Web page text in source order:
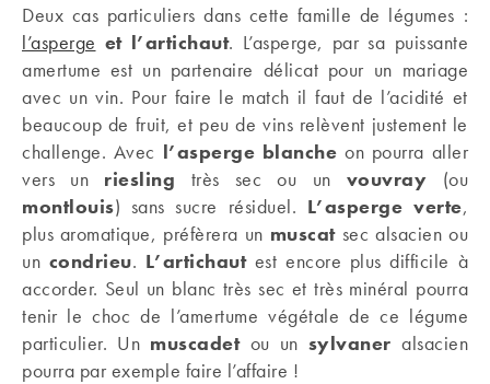
Deux cas particuliers dans cette famille de légumes :
l’asperge et l’artichaut. L’asperge, par sa puissante
amertume est un partenaire délicat pour un mariage
avec un vin. Pour faire le match il faut de l’acidité et
beaucoup de fruit, et peu de vins relèvent justement le
challenge. Avec l’asperge blanche on pourra aller
vers un riesling très sec ou un vouvray (ou
montlouis) sans sucre résiduel. L’asperge verte,
plus aromatique, préfèrera un muscat sec alsacien ou
un condrieu. L’artichaut est encore plus difficile à
accorder. Seul un blanc très sec et très minéral pourra
tenir le choc de l’amertume végétale de ce légume
particulier. Un muscadet ou un sylvaneralsacien
pourra par exemple faire l’affaire !